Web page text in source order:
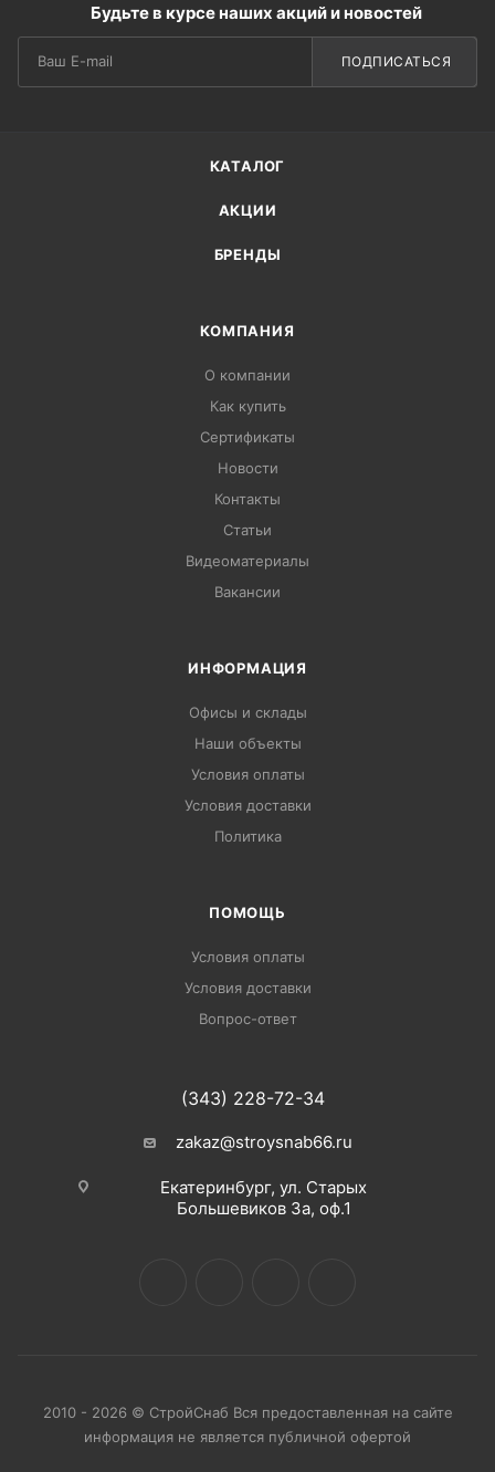
Будьте в курсе наших акций и новостей
ПОДПИСАТЬСЯ
КАТАЛОГ
АКЦИИ
БРЕНДЫ
КОМПАНИЯ
О компании
Как купить
Сертификаты
Новости
Контакты
Статьи
Видеоматериалы
Вакансии
ИНФОРМАЦИЯ
Офисы и склады
Наши объекты
Условия оплаты
Условия доставки
Политика
ПОМОЩЬ
Условия оплаты
Условия доставки
Вопрос-ответ
(343) 228-72-34
zakaz@stroysnab66.ru
Екатеринбург, ул. Старых
Большевиков 3а, оф.1
2010 - 2026 © СтройСнаб Вся предоставленная на сайте
информация не является публичной офертой